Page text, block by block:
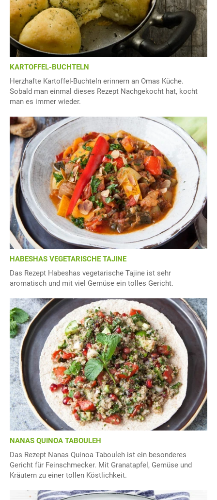
KARTOFFEL-BUCHTELN
Herzhafte Kartoffel-Buchteln erinnern an Omas Küche.
Sobald man einmal dieses Rezept Nachgekocht hat, kocht
man es immer wieder.
HABESHAS VEGETARISCHE TAJINE
Das Rezept Habeshas vegetarische Tajine ist sehr
aromatisch und mit viel Gemüse ein tolles Gericht.
NANAS QUINOA TABOULEH
Das Rezept Nanas Quinoa Tabouleh ist ein besonderes
Gericht für Feinschmecker. Mit Granatapfel, Gemüse und
Kräutern zu einer tollen Köstlichkeit.